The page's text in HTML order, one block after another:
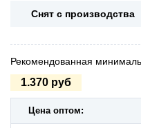
Снят с производства
Рекомендованная
1.370 руб
Цена оптом: